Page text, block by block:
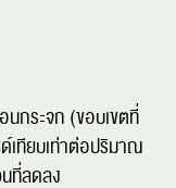
กระจก (ขอบเขตที่
เทียบเท่าต่อปริมาณ
ที่ลดลง